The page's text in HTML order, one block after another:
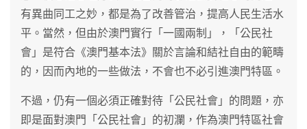
有異曲同工之妙，都是為了改善管治，提高人民生活水
平。當然，但由於澳門實行「一國兩制」，「公民社
會」是符合《澳門基本法》關於言論和結社自由的範疇
的，因而內地的一些做法，不會也不必引進澳門特區。
不過，仍有一個必須正確對待「公民社會」的問題，亦
即是面對澳門「公民社會」的初瀾，作為澳門特區社會